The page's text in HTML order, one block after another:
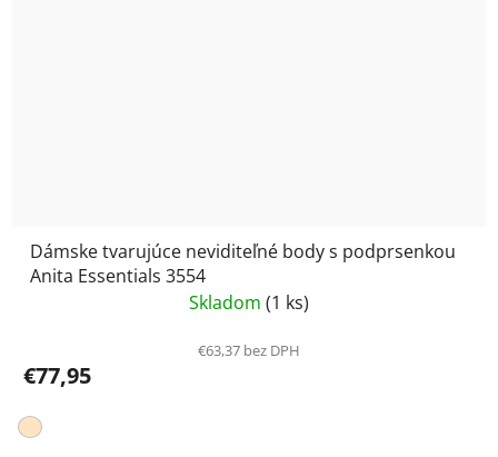
Dámske tvarujúce neviditeľné body s podprsenkou
Anita Essentials 3554
Skladom (1 ks)
€63,37 bez DPH
€77,95